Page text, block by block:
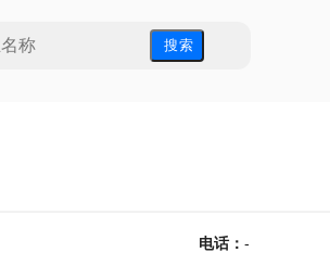
搜 索
电话： -